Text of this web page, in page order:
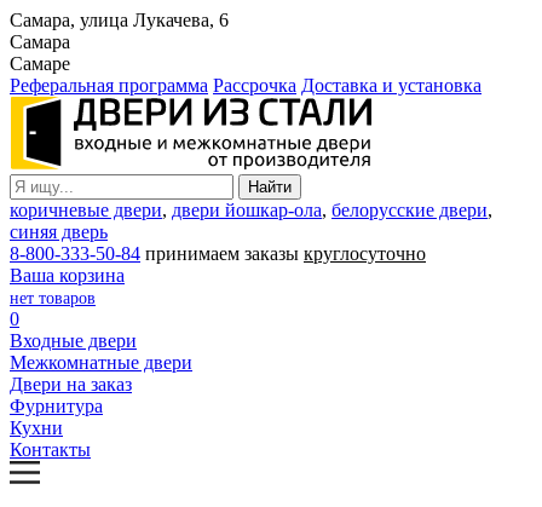
Самара, улица Лукачева, 6
Самара
Самаре
Реферальная программа Рассрочка Доставка и установка
коричневые двери, двери йошкар-ола, белорусские двери,
синяя дверь
8-800-333-50-84 принимаем заказы круглосуточно
Ваша корзина
нет товаров
0
Входные двери
Межкомнатные двери
Двери на заказ
Фурнитура
Кухни
Контакты